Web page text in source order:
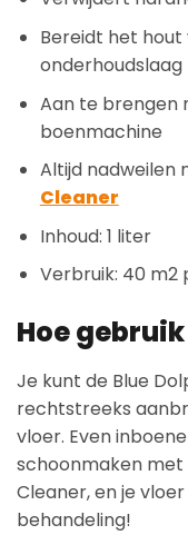
Bereidt het hout
onderhoudslaag
Aan te brengen
boenmachine
Altijd nadweilen
Cleaner
Inhoud: 1 liter
Verbruik: 40 m2
Hoe
Je kunt de Blue
rechtstreeks
vloer. Even
schoonmaken met
Cleaner, en je
behandeling!